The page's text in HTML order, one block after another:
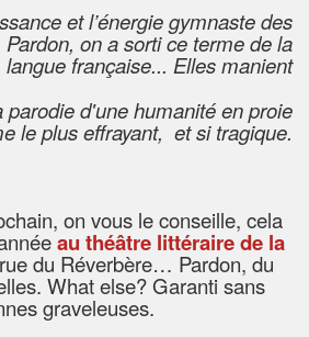
et l’énergie gymnaste des
on a sorti ce terme de la
langue française... Elles manient
parodie d'une humanité en proie
le plus effrayant, et si tragique.
on vous le conseille, cela
au théâtre littéraire de la
du Réverbère… Pardon, du
What else? Garanti sans
graveleuses.